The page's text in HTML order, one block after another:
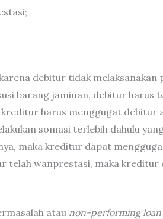
debitur tidak
barang jaminan, debitur harus
harus menggugat debitur
somasi terlebih dahulu
maka kreditur dapat
telah wanprestasi, maka
atau non-performing loan